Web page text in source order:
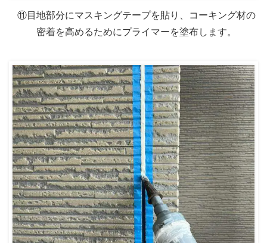
⑪目地部分にマスキングテープを貼り、コーキング材の
密着を高めるためにプライマーを塗布します。